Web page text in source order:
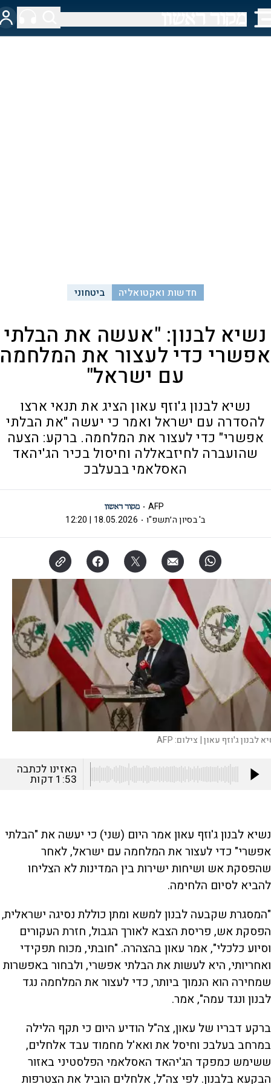
חדשות ואקטואליה ביטחוני
נשיא לבנון: "אעשה את הבלתי
אפשרי כדי לעצור את המלחמה
עם ישראל"
נשיא לבנון ג'וזף עאון הציג את תנאי ארצו
להסדרה עם ישראל ואמר כי יעשה "את הבלתי
אפשרי" כדי לעצור את המלחמה. ברקע: הצעה
שהועברה לחיזבאללה וחיסול בכיר הג'יהאד
האסלאמי בבעלבכ
AFP
ב' בסיון ה׳תשפ"ו
18.05.2026 | 12:20
לבנון ג'וזף עאון | צילום:AFP
האזינו לכתבה
1:53 דקות
נשיא לבנון ג'וזף עאון אמר היום (שני) כי יעשה את "הבלתי
אפשרי" כדי לעצור את המלחמה עם ישראל, לאחר
שהפסקת אש ושיחות ישירות בין המדינות לא הצליחו
להביא לסיום הלחימה.
"המסגרת שקבעה לבנון למשא ומתן כוללת נסיגה ישראלית,
הפסקת אש, פריסת הצבא לאורך הגבול, חזרת העקורים
וסיוע כלכלי", אמר עאון בהצהרה. "חובתי, מכוח תפקידי
ואחריותי, היא לעשות את הבלתי אפשרי, ולבחור באפשרות
שמחירה הוא הנמוך ביותר, כדי לעצור את המלחמה נגד
לבנון ונגד עמה", אמר.
ברקע דבריו של עאון, צה"ל הודיע היום כי תקף הלילה
במרחב בעלבכ וחיסל את ואא'ל מחמוד עבד אלחלים,
ששימש כמפקד הג'יהאד האסלאמי הפלסטיני באזור
הבקעא בלבנון. לפי צה"ל, אלחלים הוביל את הצטרפות